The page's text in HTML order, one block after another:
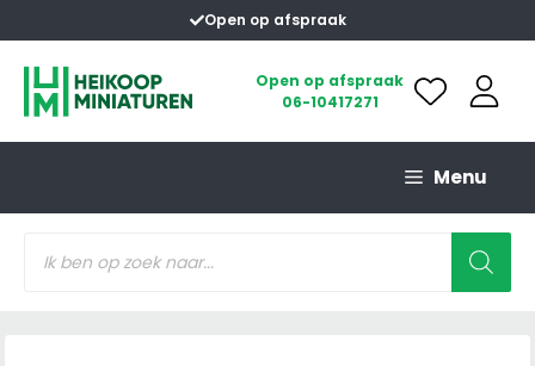
naar
inhoud
Open op afspraak
Open op afspraak
06-10417271
Menu
zoeken